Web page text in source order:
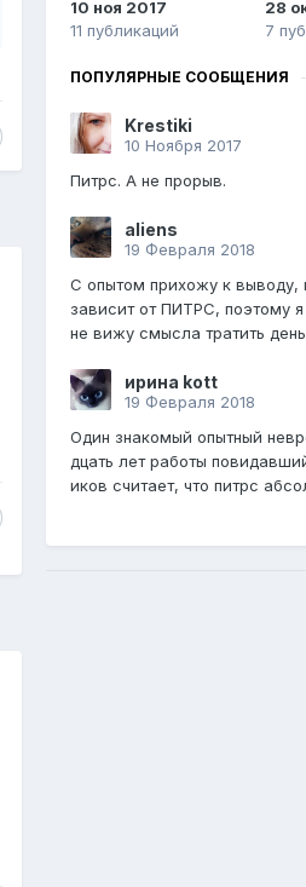
10 ноя 2017
11 публикаций
28
7
ПОПУЛЯРНЫЕ СООБЩЕНИЯ
Krestiki
10 Ноября 2017
Питрс. А не прорыв.
aliens
19 Февраля 2018
С опытом прихожу к выводу,
зависит от ПИТРС, поэтому
не вижу смысла тратить
ирина kott
19 Февраля 2018
Один знакомый опытный
дцать лет работы
иков считает, что питрс